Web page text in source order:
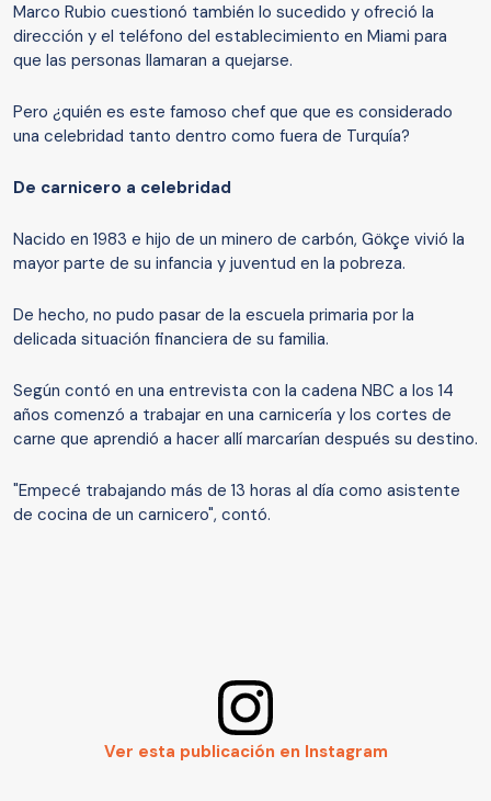
Marco Rubio cuestionó también lo sucedido y ofreció la
dirección y el teléfono del establecimiento en Miami para
que las personas llamaran a quejarse.
Pero ¿quién es este famoso chef que que es considerado
una celebridad tanto dentro como fuera de Turquía?
De carnicero a celebridad
Nacido en 1983 e hijo de un minero de carbón, Gökçe vivió la
mayor parte de su infancia y juventud en la pobreza.
De hecho, no pudo pasar de la escuela primaria por la
delicada situación financiera de su familia.
Según contó en una entrevista con la cadena NBC a los 14
años comenzó a trabajar en una carnicería y los cortes de
carne que aprendió a hacer allí marcarían después su destino.
"Empecé trabajando más de 13 horas al día como asistente
de cocina de un carnicero", contó.
Ver esta publicación en Instagram